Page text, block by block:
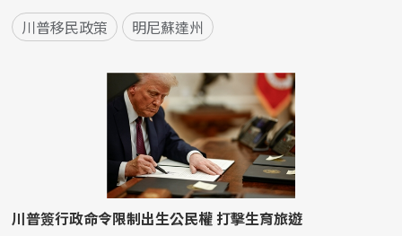
川普移民政策 明尼蘇達州
川普簽行政命令限制出生公民權 打擊生育旅遊